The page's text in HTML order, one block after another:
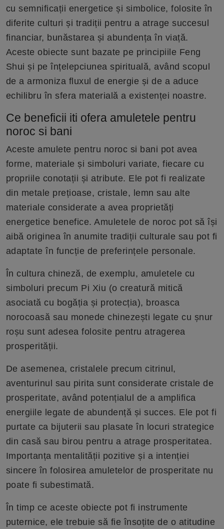
cu semnificații energetice și simbolice, folosite în
diferite culturi și tradiții pentru a atrage succesul
financiar, bunăstarea și abundența în viață.
Aceste obiecte sunt bazate pe principiile Feng
Shui și pe înțelepciunea spirituală, având scopul
de a armoniza fluxul de energie și de a aduce
echilibru în sfera materială a existenței noastre.
Ce beneficii iti ofera amuletele pentru
noroc si bani
Aceste amulete pentru noroc si bani pot avea
forme, materiale și simboluri variate, fiecare cu
propriile conotații și atribute. Ele pot fi realizate
din metale prețioase, cristale, lemn sau alte
materiale considerate a avea proprietăți
energetice benefice. Amuletele de noroc pot să își
aibă originea în anumite tradiții culturale sau pot fi
adaptate în funcție de preferințele personale.
În cultura chineză, de exemplu, amuletele cu
simboluri precum Pi Xiu (o creatură mitică
asociată cu bogăția și protecția), broasca
norocoasă sau monede chinezești legate cu șnur
roșu sunt adesea folosite pentru atragerea
prosperității.
De asemenea, cristalele precum citrinul,
aventurinul sau pirita sunt considerate cristale de
prosperitate, având potențialul de a amplifica
energiile legate de abundență și succes. Ele pot fi
purtate ca bijuterii sau plasate în locuri strategice
din casă sau birou pentru a atrage prosperitatea.
Importanța mentalității pozitive și a intenției
sincere în folosirea amuletelor de prosperitate nu
poate fi subestimată.
În timp ce aceste obiecte pot fi instrumente
puternice, ele trebuie să fie însoțite de o atitudine